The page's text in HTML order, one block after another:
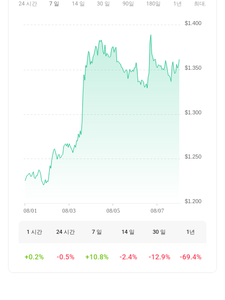
24 시간 7 일 14 일 30 일 90일 180일 1년 최대.
08/01 08/03 08/05 08/07
$1.200
$1.250
$1.300
$1.350
$1.400
1 시간 24 시간 7 일 14 일 30 일 1년
+0.2% -0.5% +10.8% -2.4% -12.9% -69.4%